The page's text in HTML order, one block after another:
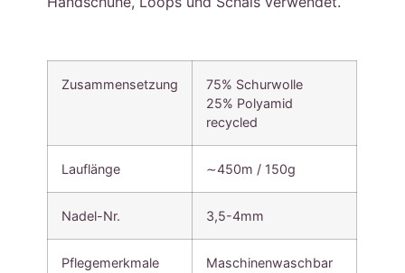
Zusammensetzung
75% Schurwolle
25% Polyamid
recycled
Lauflänge ∼450m / 150g
Nadel-Nr. 3,5-4mm
Pflegemerkmale
Maschinenwaschbar